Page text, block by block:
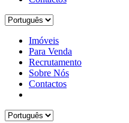
Imóveis
Para Venda
Recrutamento
Sobre Nós
Contactos